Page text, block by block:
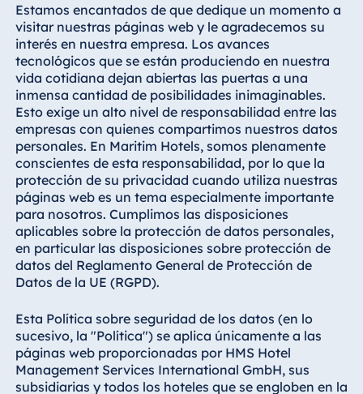
Estamos encantados de que dedique un momento a
visitar nuestras páginas web y le agradecemos su
interés en nuestra empresa. Los avances
tecnológicos que se están produciendo en nuestra
vida cotidiana dejan abiertas las puertas a una
inmensa cantidad de posibilidades inimaginables.
Esto exige un alto nivel de responsabilidad entre las
empresas con quienes compartimos nuestros datos
personales. En Maritim Hotels, somos plenamente
conscientes de esta responsabilidad, por lo que la
protección de su privacidad cuando utiliza nuestras
páginas web es un tema especialmente importante
para nosotros. Cumplimos las disposiciones
aplicables sobre la protección de datos personales,
en particular las disposiciones sobre protección de
datos del Reglamento General de Protección de
Datos de la UE (RGPD).
Esta Política sobre seguridad de los datos (en lo
sucesivo, la "Política") se aplica únicamente a las
páginas web proporcionadas por HMS Hotel
Management Services International GmbH, sus
subsidiarias y todos los hoteles que se engloben en la